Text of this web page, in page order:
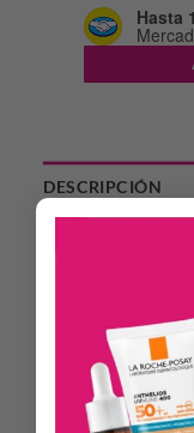
Hasta
DESCRIPCIÓN
Notas de Salida:
Moscada
Notas de Cuerpo:
Notas de Fondo: